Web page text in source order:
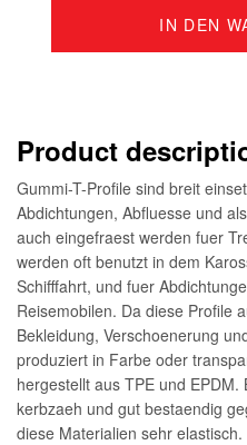
IN DEN
Product
Gummi-T-Profile sind breit
Abdichtungen, Abfluesse und
auch eingefraest werden fuer
werden oft benutzt in dem
Schifffahrt, und fuer
Reisemobilen. Da diese Profile
Bekleidung, Verschoenerung
produziert in Farbe oder
hergestellt aus TPE und
kerbzaeh und gut bestaendig
diese Materialien sehr elastisch.